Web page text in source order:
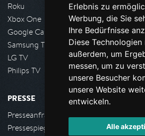
Erlebnis zu
Werbung, die Sie
Ihre Bedürfnisse
Diese
außerdem, um
messen, um zu
unsere Besucher
unsere Website
entwickeln.
Alle
Roku
Xbox One
Google Cast
Samsung TV
LG TV
Philips TV
PRESSE
Presseanfrage stellen
Pressespiegel